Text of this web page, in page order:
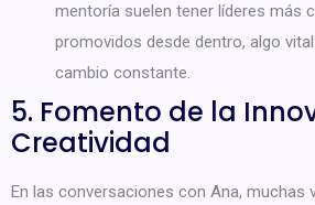
mentoría suelen tener líderes más
promovidos desde dentro, algo
cambio constante.
5. Fomento de la
Creatividad
En las conversaciones con Ana, muchas